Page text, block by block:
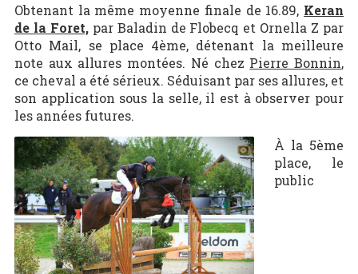
Obtenant la même moyenne finale de 16.89, Keran
de la Foret,par Baladin de Flobecq et Ornella Z par
Otto Mail, se place 4ème, détenant la meilleure
note aux allures montées. Né chez Pierre Bonnin,
ce cheval a été sérieux. Séduisant par ses allures, et
son application sous la selle, il est à observer pour
les années futures.
À la 5ème
place, le
public